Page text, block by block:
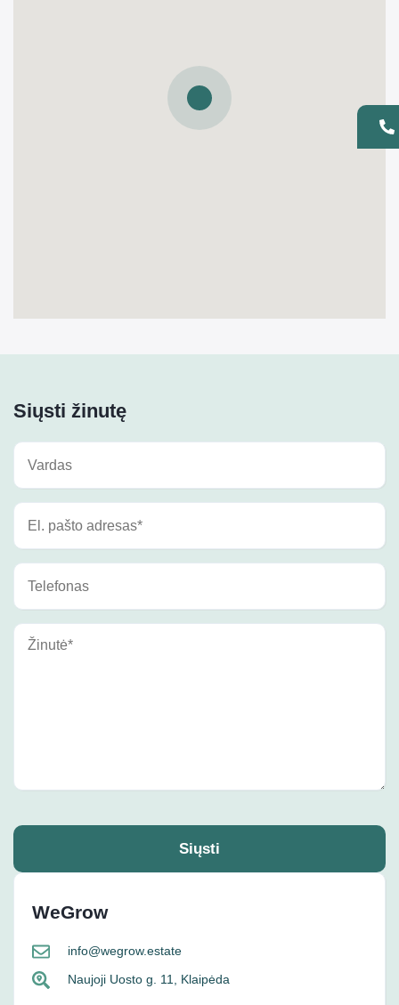
Siųsti žinutę
Siųsti
WeGrow
info@wegrow.estate
Naujoji Uosto g. 11, Klaipėda